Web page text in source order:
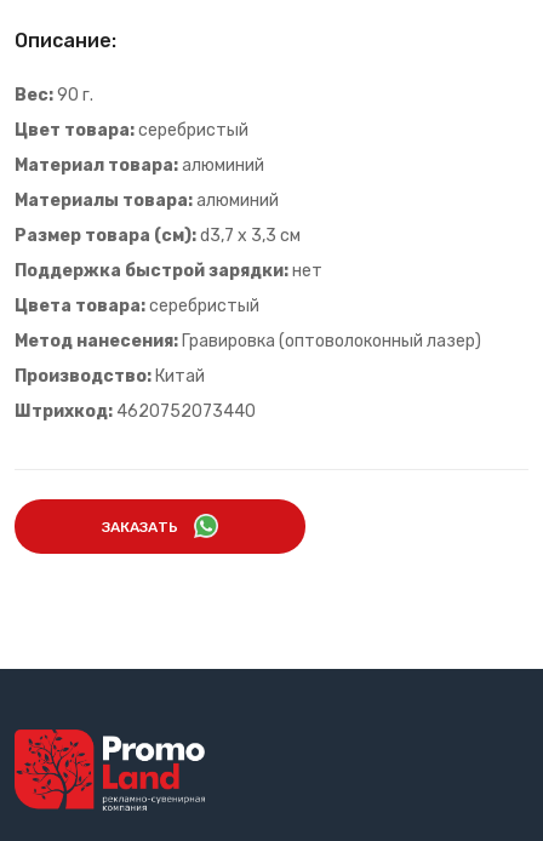
Описание:
Вес:90 г.
Цвет товара:серебристый
Материал товара:алюминий
Материалы товара:алюминий
Размер товара (см):d3,7 х 3,3 см
Поддержка быстрой зарядки:нет
Цвета товара:серебристый
Метод нанесения: Гравировка (оптоволоконный лазер)
Производство: Китай
Штрихкод: 4620752073440
ЗАКАЗАТЬ